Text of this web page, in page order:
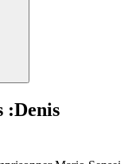
:Denis